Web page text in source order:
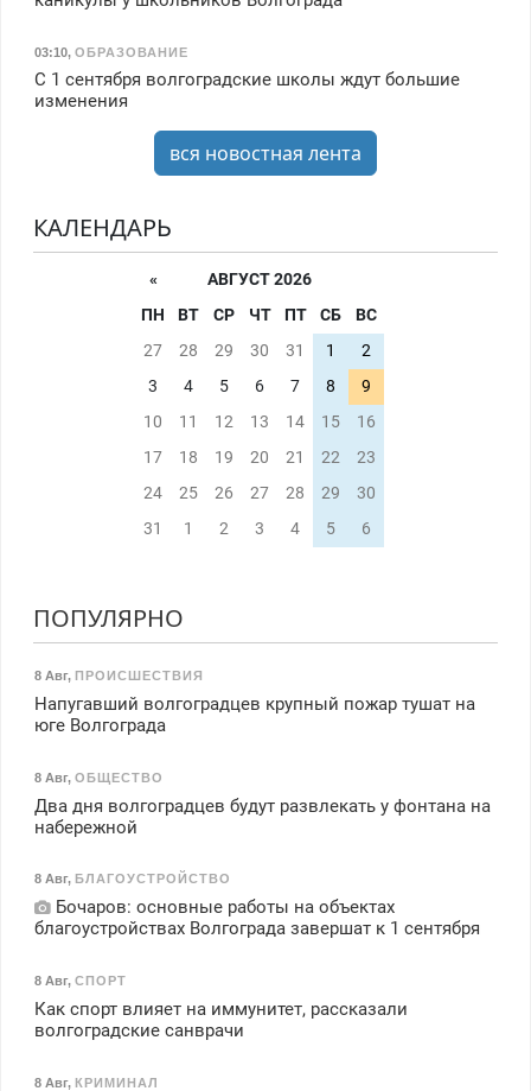
03:10, ОБРАЗОВАНИЕ
С 1 сентября волгоградские школы ждут большие
изменения
вся новостная лента
КАЛЕНДАРЬ
«
АВГУСТ 2026
ПН
ВТ СР ЧТ ПТ СБ
ВС
27
28 29 30 31 1
2
3
4 5 6 7 8
9
10
11 12 13 14 15
16
17
18 19 20 21 22
23
24
25 26 27 28 29
30
31
1 2 3 4 5 6
ПОПУЛЯРНО
8 Авг, ПРОИСШЕСТВИЯ
Напугавший волгоградцев крупный пожар тушат на
юге Волгограда
8 Авг, ОБЩЕСТВО
Два дня волгоградцев будут развлекать у фонтана на
набережной
8 Авг, БЛАГОУСТРОЙСТВО
Бочаров: основные работы на объектах
благоустройствах Волгограда завершат к 1 сентября
8 Авг, СПОРТ
Как спорт влияет на иммунитет, рассказали
волгоградские санврачи
8 Авг, КРИМИНАЛ